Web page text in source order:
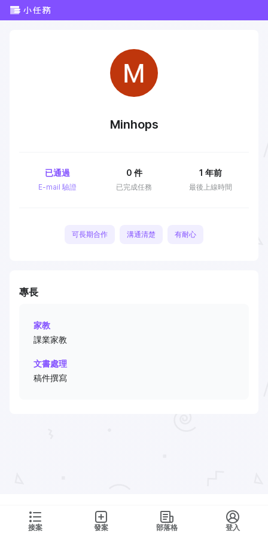
接案 發案 部落格 登入
Minhops
E-mail 驗證
已通過
已完成任務
0 件
最後上線時間
1 年前
可長期合作 溝通清楚 有耐心
專長
家教
課業家教
文書處理
稿件撰寫